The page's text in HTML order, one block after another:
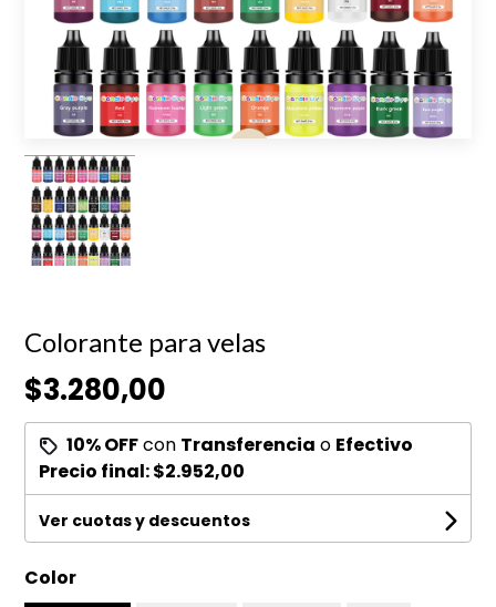
Colorante para velas
$3.280,00
10% OFFcon Transferencia o Efectivo
Precio final:$2.952,00
Ver cuotas y descuentos
Color